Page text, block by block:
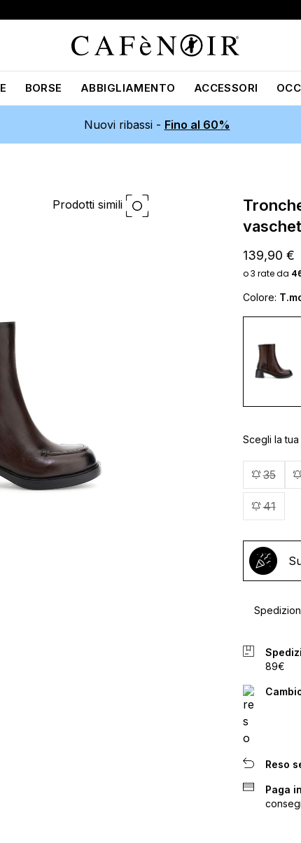
BORSE ABBIGLIAMENTO ACCESSORI
Nuovi ribassi - Fino al 60%
Prodotti simili
tronchetti in pelle con bordo
139,90 €
Colore:
Scegli la tua
35
41
89€
Reso
Paga